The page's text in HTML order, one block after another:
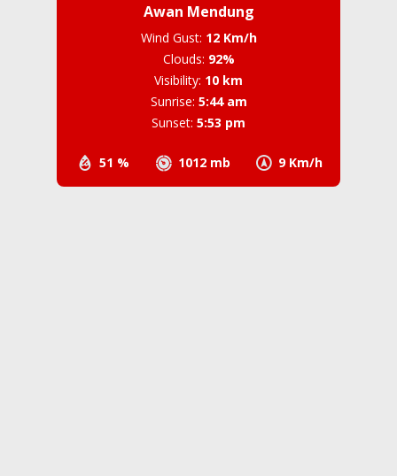
Awan Mendung
51 % 1012 mb 9 Km/h
Wind Gust: 12 Km/h
Clouds: 92%
Visibility: 10 km
Sunrise: 5:44 am
Sunset: 5:53 pm